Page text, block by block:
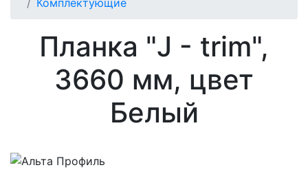
Комплектующие
Планка "J - trim",
3660 мм, цвет
Белый